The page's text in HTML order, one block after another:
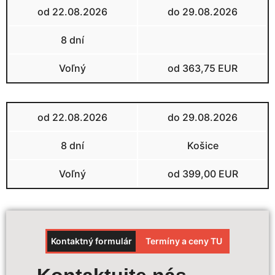
od 22.08.2026 do 29.08.2026
8 dní
Voľný od 363,75 EUR
od 22.08.2026 do 29.08.2026
8 dní Košice
Voľný od 399,00 EUR
Kontaktný formulár Termíny a ceny TU
Výpočet ceny